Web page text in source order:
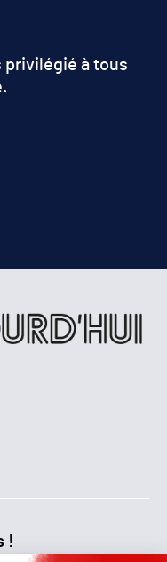
!
privilégié à tous